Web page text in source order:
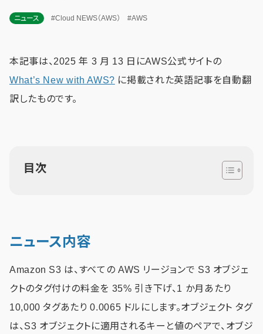
ニュース #Cloud NEWS（AWS） #AWS
本記事は、2025 年 3 月 13 日にAWS公式サイトの
What’s New with AWS? に掲載された英語記事を自動翻
訳したものです。
目次
ニュース内容
Amazon S3 は、すべての AWS リージョンで S3 オブジェ
クトのタグ付けの料金を 35% 引き下げ、1 か月あたり
10,000 タグあたり 0.0065 ドルにします。オブジェクト タグ
は、S3 オブジェクトに適用されるキーと値のペアで、オブジ